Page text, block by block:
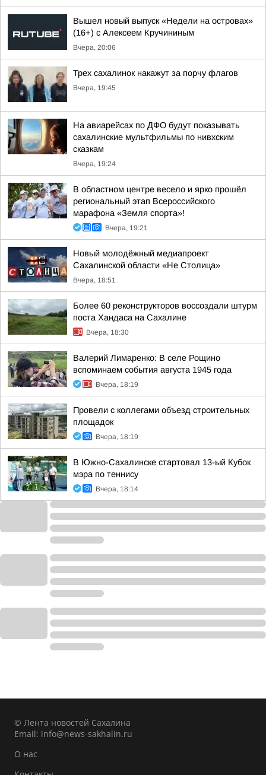
Вышел новый выпуск «Недели на островах»
(16+) с Алексеем Кручининым
Вчера, 20:06
Трех сахалинок накажут за порчу флагов
Вчера, 19:45
На авиарейсах по ДФО будут показывать
сахалинские мультфильмы по нивхским
сказкам
Вчера, 19:24
В областном центре весело и ярко прошёл
региональный этап Всероссийского
марафона «Земля спорта»!
Вчера, 19:21
Новый молодёжный медиапроект
Сахалинской области «Не Столица»
Вчера, 18:51
Более 60 реконструкторов воссоздали штурм
поста Хандаса на Сахалине
Вчера, 18:30
Валерий Лимаренко: В селе Рощино
вспоминаем события августа 1945 года
Вчера, 18:19
Провели с коллегами объезд строительных
площадок
Вчера, 18:19
В Южно-Сахалинске стартовал 13-ый Кубок
мэра по теннису
Вчера, 18:14
© Лента новостей Сахалина
Email: info@news-sakhalin.ru
О нас